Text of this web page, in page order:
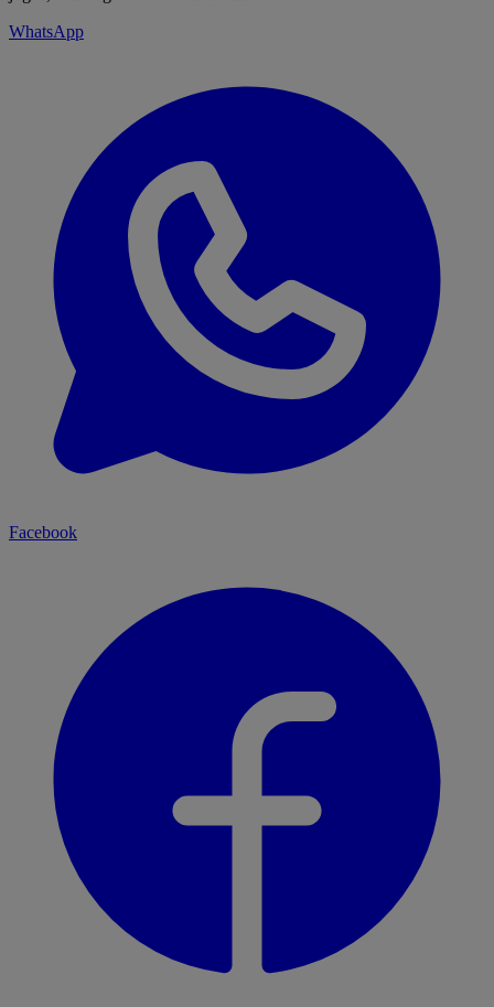
WhatsApp
Facebook